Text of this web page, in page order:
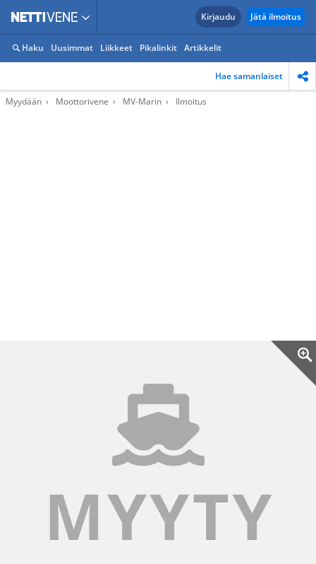
Kirjaudu Jätä ilmoitus
Haku Uusimmat Liikkeet Pikalinkit Artikkelit
Hae samanlaiset
Myydään Moottorivene MV-Marin Ilmoitus